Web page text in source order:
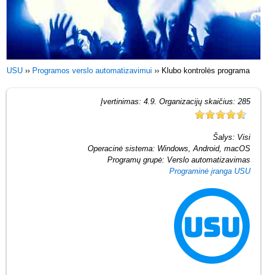
USU ›› Programos verslo automatizavimui ›› Klubo kontrolės programa
Įvertinimas: 4.9. Organizacijų skaičius: 285
Šalys: Visi
Operacinė sistema: Windows, Android, macOS
Programų grupė: Verslo automatizavimas
Programinė įranga USU